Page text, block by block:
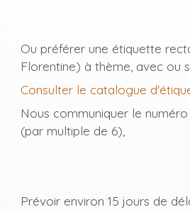
Ou préférer une étiquette
Florentine) à thème, avec ou
Consulter le catalogue
Nous communiquer le
(par multiple de 6),
Prévoir environ 15 jours de